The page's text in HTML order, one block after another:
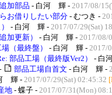
加部品 - 白河 輝 - 2017/08/
お借りしたい部分 - むつき -
- 白河 輝 - 2017/07/29(Sat)
加更新） - 白河 輝 - 2017/08/
（最終盤） - 白河 輝 - 2017/
部品工場（最終版Ver2） - 白
部品工場自首文 - 白河 輝 -
輝 - 2017/07/29(Sat) 02:45:32
地- 蝶子 - 2017/07/31(Mon)